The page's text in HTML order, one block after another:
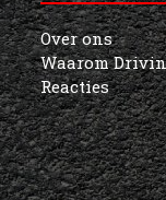
Over ons
Waarom
Reacties